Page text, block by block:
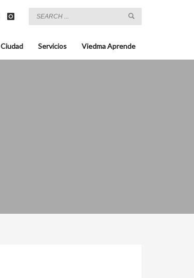
Ciudad Servicios Viedma Aprende